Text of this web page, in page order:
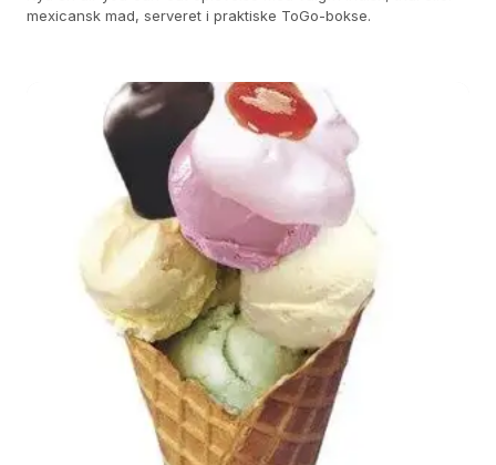
mexicansk mad, serveret i praktiske ToGo-bokse.